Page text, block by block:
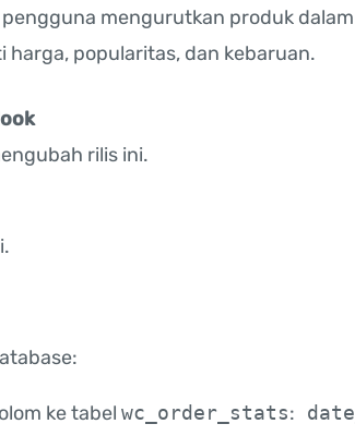
mengurutkan produk
popularitas, dan kebaruan.
rilis ini.
ke tabel wc_order_stats: